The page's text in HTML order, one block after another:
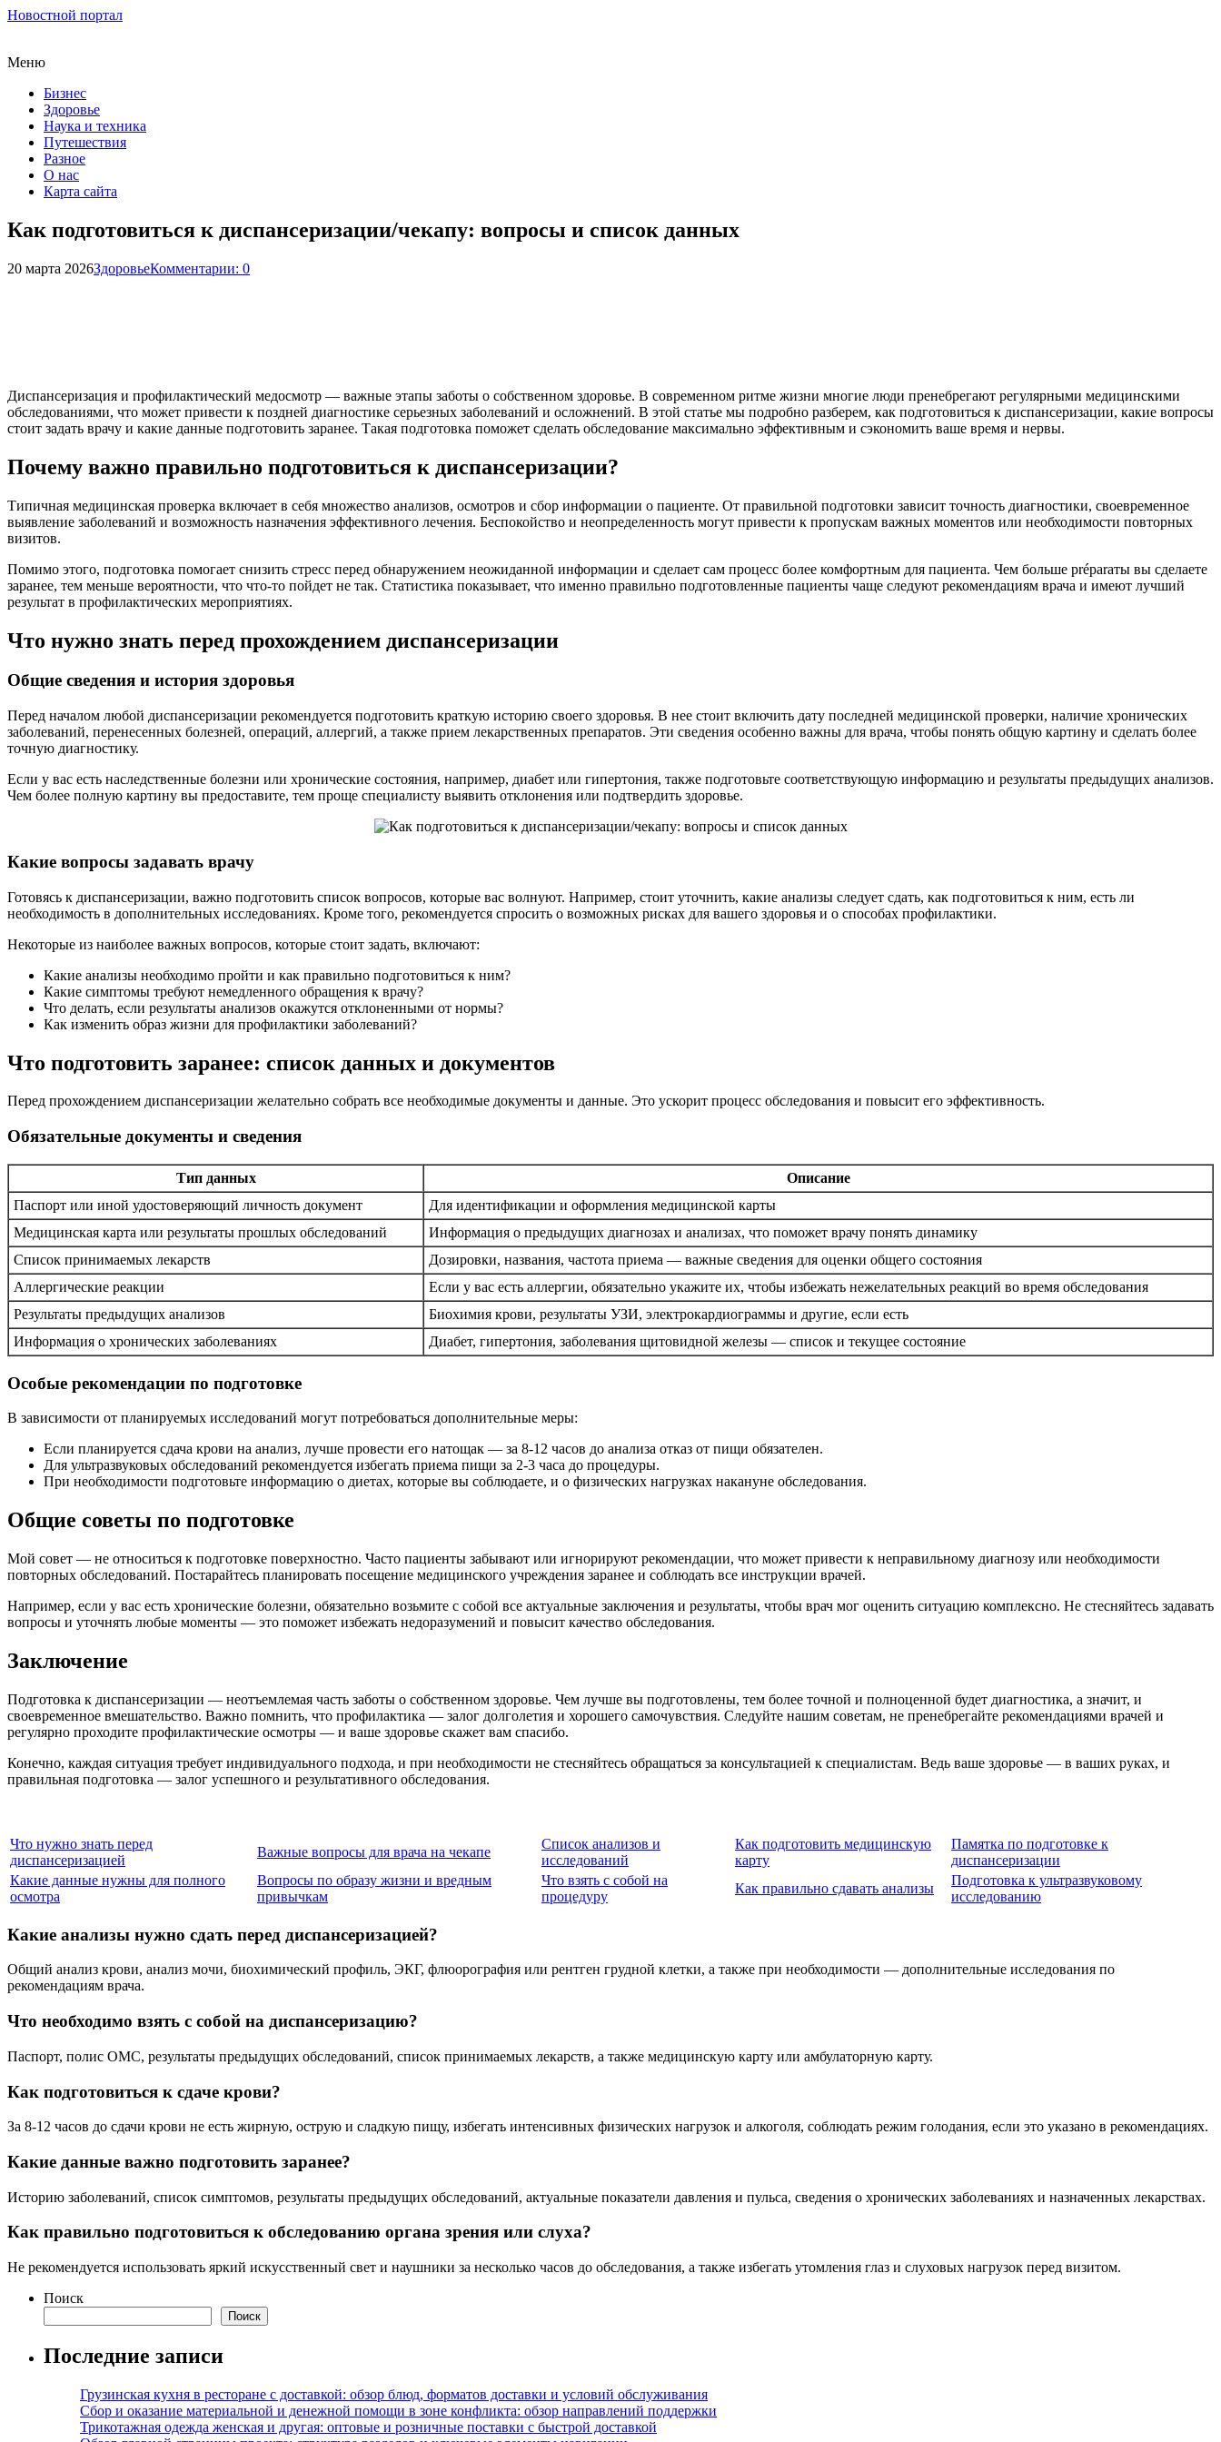
Новостной портал
Меню
Бизнес
Здоровье
Наука и техника
Путешествия
Разное
О нас
Карта сайта
Как подготовиться к диспансеризации/чекапу: вопросы и список данных
20 марта 2026ЗдоровьеКомментарии: 0
Диспансеризация и профилактический медосмотр — важные этапы заботы о собственном здоровье. В современном ритме жизни многие люди пренебрегают регулярными медицинскими
обследованиями, что может привести к поздней диагностике серьезных заболеваний и осложнений. В этой статье мы подробно разберем, как подготовиться к диспансеризации, какие вопросы
стоит задать врачу и какие данные подготовить заранее. Такая подготовка поможет сделать обследование максимально эффективным и сэкономить ваше время и нервы.
Почему важно правильно подготовиться к диспансеризации?
Типичная медицинская проверка включает в себя множество анализов, осмотров и сбор информации о пациенте. От правильной подготовки зависит точность диагностики, своевременное
выявление заболеваний и возможность назначения эффективного лечения. Беспокойство и неопределенность могут привести к пропускам важных моментов или необходимости повторных
визитов.
Помимо этого, подготовка помогает снизить стресс перед обнаружением неожиданной информации и сделает сам процесс более комфортным для пациента. Чем больше préparаты вы сделаете
заранее, тем меньше вероятности, что что-то пойдет не так. Статистика показывает, что именно правильно подготовленные пациенты чаще следуют рекомендациям врача и имеют лучший
результат в профилактических мероприятиях.
Что нужно знать перед прохождением диспансеризации
Общие сведения и история здоровья
Перед началом любой диспансеризации рекомендуется подготовить краткую историю своего здоровья. В нее стоит включить дату последней медицинской проверки, наличие хронических
заболеваний, перенесенных болезней, операций, аллергий, а также прием лекарственных препаратов. Эти сведения особенно важны для врача, чтобы понять общую картину и сделать более
точную диагностику.
Если у вас есть наследственные болезни или хронические состояния, например, диабет или гипертония, также подготовьте соответствующую информацию и результаты предыдущих анализов.
Чем более полную картину вы предоставите, тем проще специалисту выявить отклонения или подтвердить здоровье.
Какие вопросы задавать врачу
Готовясь к диспансеризации, важно подготовить список вопросов, которые вас волнуют. Например, стоит уточнить, какие анализы следует сдать, как подготовиться к ним, есть ли
необходимость в дополнительных исследованиях. Кроме того, рекомендуется спросить о возможных рисках для вашего здоровья и о способах профилактики.
Некоторые из наиболее важных вопросов, которые стоит задать, включают:
Какие анализы необходимо пройти и как правильно подготовиться к ним?
Какие симптомы требуют немедленного обращения к врачу?
Что делать, если результаты анализов окажутся отклоненными от нормы?
Как изменить образ жизни для профилактики заболеваний?
Что подготовить заранее: список данных и документов
Перед прохождением диспансеризации желательно собрать все необходимые документы и данные. Это ускорит процесс обследования и повысит его эффективность.
Обязательные документы и сведения
Тип данных
Описание
Паспорт или иной удостоверяющий личность документ
Для идентификации и оформления медицинской карты
Медицинская карта или результаты прошлых обследований
Информация о предыдущих диагнозах и анализах, что поможет врачу понять динамику
Список принимаемых лекарств
Дозировки, названия, частота приема — важные сведения для оценки общего состояния
Аллергические реакции
Если у вас есть аллергии, обязательно укажите их, чтобы избежать нежелательных реакций во время обследования
Результаты предыдущих анализов
Биохимия крови, результаты УЗИ, электрокардиограммы и другие, если есть
Информация о хронических заболеваниях
Диабет, гипертония, заболевания щитовидной железы — список и текущее состояние
Особые рекомендации по подготовке
В зависимости от планируемых исследований могут потребоваться дополнительные меры:
Если планируется сдача крови на анализ, лучше провести его натощак — за 8-12 часов до анализа отказ от пищи обязателен.
Для ультразвуковых обследований рекомендуется избегать приема пищи за 2-3 часа до процедуры.
При необходимости подготовьте информацию о диетах, которые вы соблюдаете, и о физических нагрузках накануне обследования.
Общие советы по подготовке
Мой совет — не относиться к подготовке поверхностно. Часто пациенты забывают или игнорируют рекомендации, что может привести к неправильному диагнозу или необходимости
повторных обследований. Постарайтесь планировать посещение медицинского учреждения заранее и соблюдать все инструкции врачей.
Например, если у вас есть хронические болезни, обязательно возьмите с собой все актуальные заключения и результаты, чтобы врач мог оценить ситуацию комплексно. Не стесняйтесь задавать
вопросы и уточнять любые моменты — это поможет избежать недоразумений и повысит качество обследования.
Заключение
Подготовка к диспансеризации — неотъемлемая часть заботы о собственном здоровье. Чем лучше вы подготовлены, тем более точной и полноценной будет диагностика, а значит, и
своевременное вмешательство. Важно помнить, что профилактика — залог долголетия и хорошего самочувствия. Следуйте нашим советам, не пренебрегайте рекомендациями врачей и
регулярно проходите профилактические осмотры — и ваше здоровье скажет вам спасибо.
Конечно, каждая ситуация требует индивидуального подхода, и при необходимости не стесняйтесь обращаться за консультацией к специалистам. Ведь ваше здоровье — в ваших руках, и
правильная подготовка — залог успешного и результативного обследования.
Что нужно знать перед
диспансеризацией
Важные вопросы для врача на чекапе
Список анализов и
исследований
Как подготовить медицинскую
карту
Памятка по подготовке к
диспансеризации
Какие данные нужны для полного
осмотра
Вопросы по образу жизни и вредным
привычкам
Что взять с собой на
процедуру
Как правильно сдавать анализы
Подготовка к ультразвуковому
исследованию
Какие анализы нужно сдать перед диспансеризацией?
Общий анализ крови, анализ мочи, биохимический профиль, ЭКГ, флюорография или рентген грудной клетки, а также при необходимости — дополнительные исследования по
рекомендациям врача.
Что необходимо взять с собой на диспансеризацию?
Паспорт, полис ОМС, результаты предыдущих обследований, список принимаемых лекарств, а также медицинскую карту или амбулаторную карту.
Как подготовиться к сдаче крови?
За 8-12 часов до сдачи крови не есть жирную, острую и сладкую пищу, избегать интенсивных физических нагрузок и алкоголя, соблюдать режим голодания, если это указано в рекомендациях.
Какие данные важно подготовить заранее?
Историю заболеваний, список симптомов, результаты предыдущих обследований, актуальные показатели давления и пульса, сведения о хронических заболеваниях и назначенных лекарствах.
Как правильно подготовиться к обследованию органа зрения или слуха?
Не рекомендуется использовать яркий искусственный свет и наушники за несколько часов до обследования, а также избегать утомления глаз и слуховых нагрузок перед визитом.
Поиск
Поиск
Последние записи
Грузинская кухня в ресторане с доставкой: обзор блюд, форматов доставки и условий обслуживания
Сбор и оказание материальной и денежной помощи в зоне конфликта: обзор направлений поддержки
Трикотажная одежда женская и другая: оптовые и розничные поставки с быстрой доставкой